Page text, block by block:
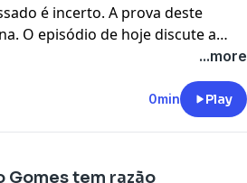
é incerto. A prova deste
O episódio de hoje discute a
Reviravolta causada pelo discurso
Metalúrgicos em São Bernardo
parceira da Amazon
...more
0min Play
Gomes tem razão